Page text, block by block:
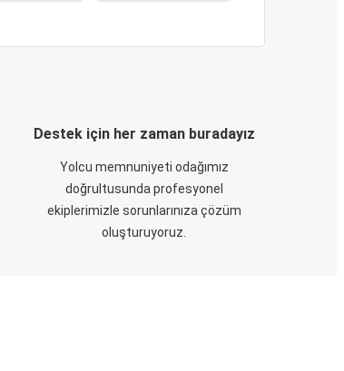
Destek için her zaman buradayız
Yolcu memnuniyeti odağımız
doğrultusunda profesyonel
ekiplerimizle sorunlarınıza çözüm
oluşturuyoruz.